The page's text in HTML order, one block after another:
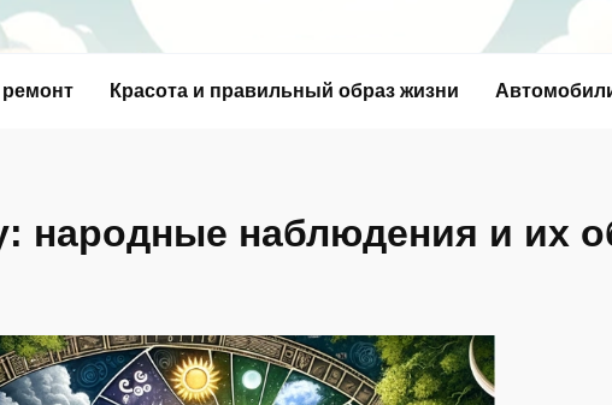
Красота и правильный образ жизни
народные наблюдения и их